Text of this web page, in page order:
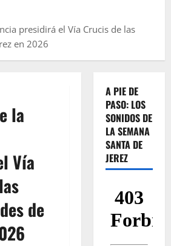
presidirá el Vía Crucis de las
en 2026
la
Vía
de
A PIE DE
PASO: LOS
SONIDOS DE
LA SEMANA
SANTA DE
JEREZ